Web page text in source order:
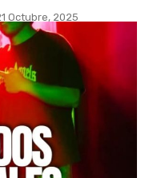
Octubre, 2025